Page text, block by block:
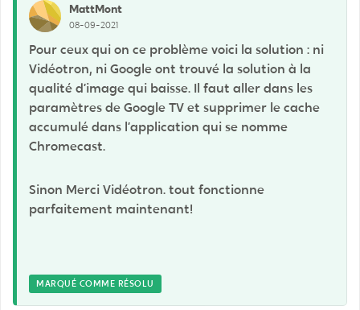
MattMont
08-09-2021
Pour ceux qui on ce problème voici la solution : ni
Vidéotron, ni Google ont trouvé la solution à la
qualité d’image qui baisse. Il faut aller dans les
paramètres de Google TV et supprimer le cache
accumulé dans l’application qui se nomme
Chromecast.
Sinon Merci Vidéotron. tout fonctionne
parfaitement maintenant!
MARQUÉ COMME RÉSOLU